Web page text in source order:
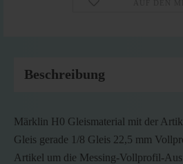
Beschreibung
Märklin H0 Gleismaterial mit der
Gleis gerade 1/8 Gleis 22,5 mm
Artikel um die Messing-Vollprofil-